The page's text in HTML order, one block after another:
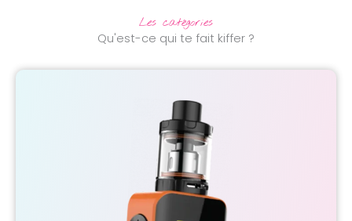
Les catégories
Qu'est-ce qui te fait kiffer ?